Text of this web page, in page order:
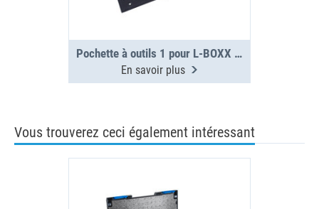
Pochette à outils 1 pour L-BOXX G4
En savoir plus
Vous trouverez ceci également intéressant